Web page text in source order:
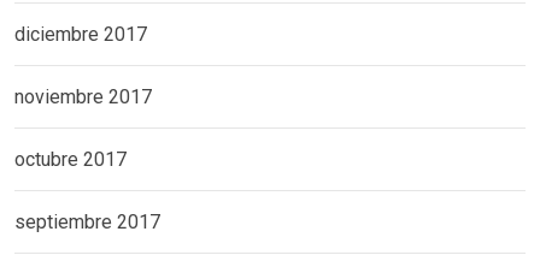
diciembre 2017
noviembre 2017
octubre 2017
septiembre 2017